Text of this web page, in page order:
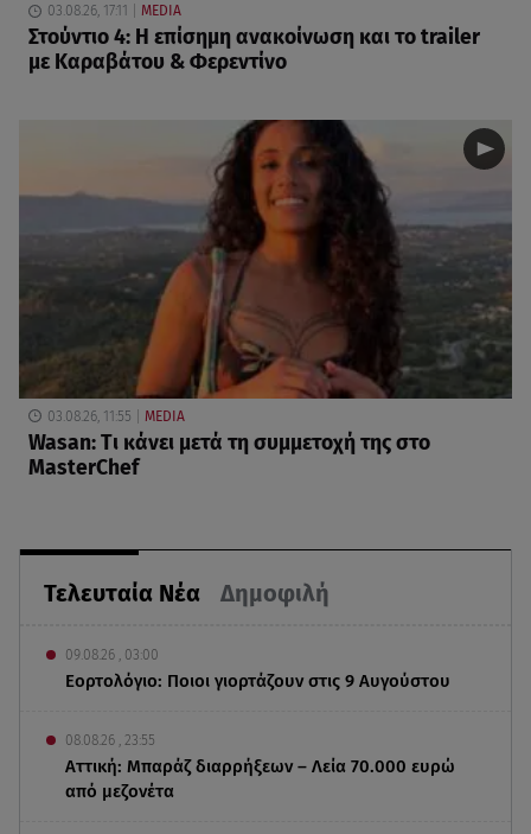
Τελευταία Νέα Δημοφιλή
09.08.26 , 03:00
Εορτολόγιο: Ποιοι γιορτάζουν στις 9 Αυγούστου
08.08.26 , 23:55
Αττική: Μπαράζ διαρρήξεων – Λεία 70.000 ευρώ
από μεζονέτα
03.08.26, 17:11 MEDIA
Στούντιο 4: Η επίσημη ανακοίνωση και το trailer
με Καραβάτου & Φερεντίνο
03.08.26, 11:55 MEDIA
Wasan: Tι κάνει μετά τη συμμετοχή της στο
MasterChef